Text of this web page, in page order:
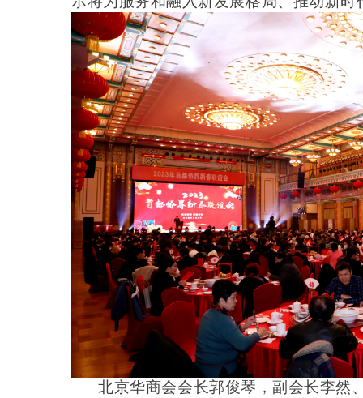
北京华商会会长郭俊琴 ，副会长李然